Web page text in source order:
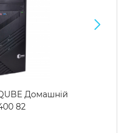
Домашній
82